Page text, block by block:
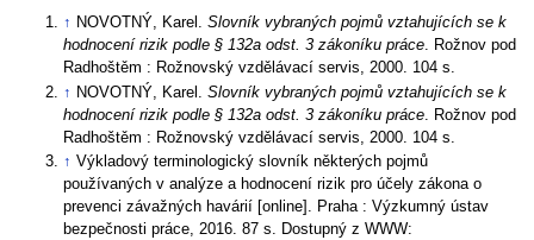
↑ NOVOTNÝ, Karel.Slovník vybraných pojmů vztahujících se k
hodnocení rizik podle § 132a odst. 3 zákoníku práce. Rožnov pod
Radhoštěm : Rožnovský vzdělávací servis, 2000. 104 s.
↑ NOVOTNÝ, Karel.Slovník vybraných pojmů vztahujících se k
hodnocení rizik podle § 132a odst. 3 zákoníku práce . Rožnov pod
Radhoštěm : Rožnovský vzdělávací servis, 2000. 104 s.
↑ Výkladový terminologický slovník některých pojmů
používaných v analýze a hodnocení rizik pro účely zákona o
prevenci závažných havárií [online]. Praha : Výzkumný ústav
bezpečnosti práce, 2016. 87 s. Dostupný z WWW: